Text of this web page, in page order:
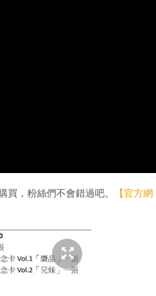
買，粉絲們不會錯過吧。
【官方網